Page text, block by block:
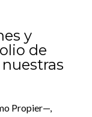
y
de
Propier—,